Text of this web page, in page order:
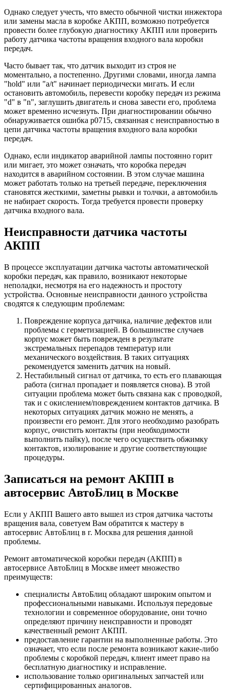
Однако следует учесть, что вместо обычной чистки инжектора
или замены масла в коробке АКПП, возможно потребуется
провести более глубокую диагностику АКПП или проверить
работу датчика частоты вращения входного вала коробки
передач.
Часто бывает так, что датчик выходит из строя не
моментально, а постепенно. Другими словами, иногда лампа
"hold" или "a/t" начинает периодически мигать. И если
остановить автомобиль, перевести коробку передач из режима
"d" в "n", заглушить двигатель и снова завести его, проблема
может временно исчезнуть. При диагностировании обычно
обнаруживается ошибка p0715, связанная с неисправностью в
цепи датчика частоты вращения входного вала коробки
передач.
Однако, если индикатор аварийной лампы постоянно горит
или мигает, это может означать, что коробка передач
находится в аварийном состоянии. В этом случае машина
может работать только на третьей передаче, переключения
становятся жесткими, заметны рывки и толчки, а автомобиль
не набирает скорость. Тогда требуется провести проверку
датчика входного вала.
Неисправности датчика частоты
АКПП
В процессе эксплуатации датчика частоты автоматической
коробки передач, как правило, возникают некоторые
неполадки, несмотря на его надежность и простоту
устройства. Основные неисправности данного устройства
сводятся к следующим проблемам:
Повреждение корпуса датчика, наличие дефектов или
проблемы с герметизацией. В большинстве случаев
корпус может быть поврежден в результате
экстремальных перепадов температур или
механического воздействия. В таких ситуациях
рекомендуется заменить датчик на новый.
Нестабильный сигнал от датчика, то есть его плавающая
работа (сигнал пропадает и появляется снова). В этой
ситуации проблема может быть связана как с проводкой,
так и с окислением/повреждением контактов датчика. В
некоторых ситуациях датчик можно не менять, а
произвести его ремонт. Для этого необходимо разобрать
корпус, очистить контакты (при необходимости
выполнить пайку), после чего осуществить обжимку
контактов, изолирование и другие соответствующие
процедуры.
Записаться на ремонт АКПП в
автосервис АвтоБлиц в Москве
Если у АКПП Вашего авто вышел из строя датчика частоты
вращения вала, советуем Вам обратится к мастеру в
автосервис АвтоБлиц в г. Москва для решения данной
проблемы.
Ремонт автоматической коробки передач (АКПП) в
автосервисе АвтоБлиц в Москве имеет множество
преимуществ:
специалисты АвтоБлиц обладают широким опытом и
профессиональными навыками. Используя передовые
технологии и современное оборудование, они точно
определяют причину неисправности и проводят
качественный ремонт АКПП.
предоставление гарантии на выполненные работы. Это
означает, что если после ремонта возникают какие-либо
проблемы с коробкой передач, клиент имеет право на
бесплатную диагностику и исправление.
использование только оригинальных запчастей или
сертифицированных аналогов.